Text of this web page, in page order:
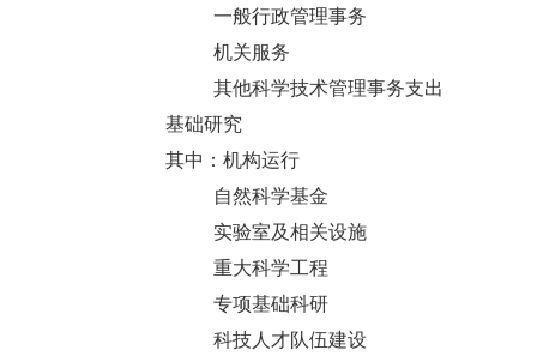
一般行政管理事务
机关服务
其他科学技术管理事务支出
基础研究
其中：机构运行
自然科学基金
实验室及相关设施
重大科学工程
专项基础科研
科技人才队伍建设